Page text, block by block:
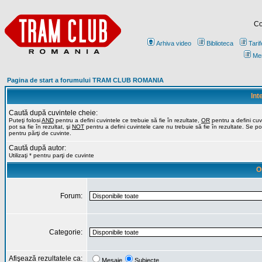
Arhiva video Biblioteca
Pagina de start a forumului TRAM CLUB ROMANIA
Caută după cuvintele cheie:
Puteţi folosiAND pentru a defini cuvintele ce trebuie să fie în rezultate, OR pentru a defini
pot sa fie în rezultat, şi NOT pentru a defini cuvintele care nu trebuie să fie în rezultate. Se
pentru părţi de cuvinte.
Caută după autor:
Utilizaţi * pentru parţi de cuvinte
Forum:
Categorie:
Afişează rezultatele ca: Mesaje Subiecte